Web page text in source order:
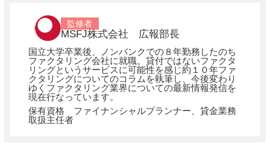
監修者
MSFJ株式会社 広報部長
国立大学卒業後、ノンバンクでの８年勤務したのち
ファクタリング会社に就職。貸付ではないファクタ
リングというサービスに可能性を感じ約１０年ファ
クタリングについてのコラムを執筆し、今後変わり
ゆくファクタリング業界についての最新情報発信を
現在行なっています。
保有資格 ファイナンシャルプランナー、貸金業務
取扱主任者